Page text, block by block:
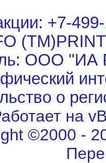
+7-
ООО "ИА
о
на
©2000 -